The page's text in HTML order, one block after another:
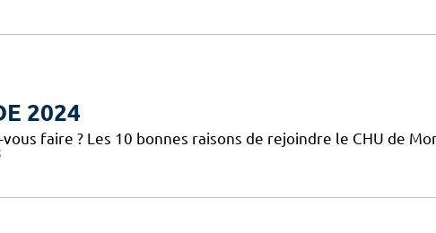
2024
faire ? Les 10 bonnes raisons de rejoindre le CHU de